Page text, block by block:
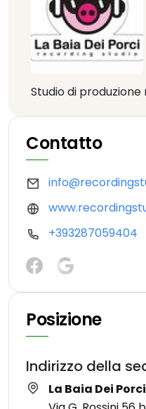
Studio di produzione
Contatto
+393287059404
Posizione
Indirizzo della
La Baia Dei Porci